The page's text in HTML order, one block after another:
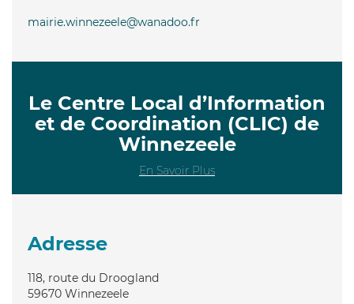
mairie.winnezeele@wanadoo.fr
Le Centre Local d’Information
et de Coordination (CLIC) de
Winnezeele
En Savoir Plus
Adresse
118, route du Droogland
59670 Winnezeele